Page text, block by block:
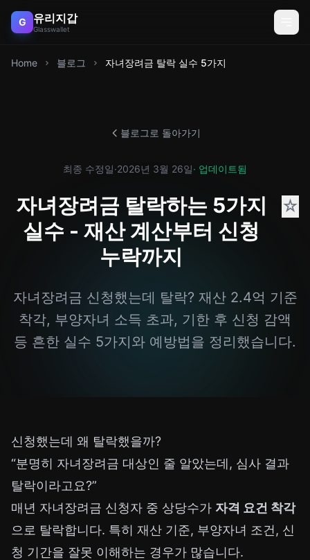
G 유리지갑
Glasswallet
Home 블로그 자녀장려금 탈락 실수 5가지
블로그로 돌아가기
최종 수정일·2026년 3월 26일· 업데이트됨
자녀장려금 탈락하는 5가지
실수 - 재산 계산부터 신청
누락까지
☆
자녀장려금 신청했는데 탈락? 재산 2.4억 기준
착각, 부양자녀 소득 초과, 기한 후 신청 감액
등 흔한 실수 5가지와 예방법을 정리했습니다.
신청했는데 왜 탈락했을까?
“분명히 자녀장려금 대상인 줄 알았는데, 심사 결과
탈락이라고요?”
매년 자녀장려금 신청자 중 상당수가 자격 요건 착각
으로 탈락합니다. 특히 재산 기준, 부양자녀 조건, 신
청 기간을 잘못 이해하는 경우가 많습니다.